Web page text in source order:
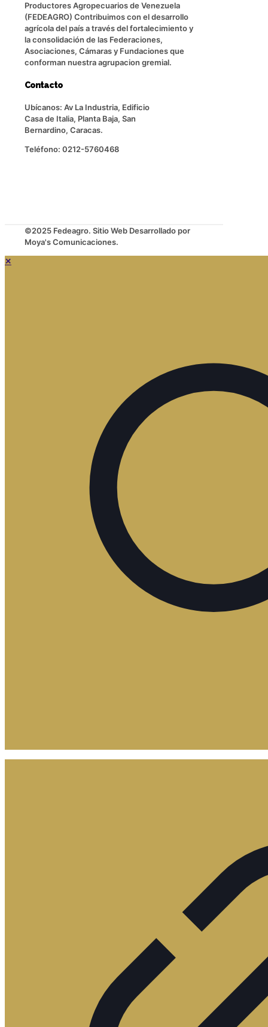
Productores Agropecuarios de Venezuela
(FEDEAGRO) Contribuimos con el desarrollo
agrícola del país a través del fortalecimiento y
la consolidación de las Federaciones,
Asociaciones, Cámaras y Fundaciones que
conforman nuestra agrupacion gremial.
Contacto
Ubícanos: Av La Industria, Edificio
Casa de Italia, Planta Baja, San
Bernardino, Caracas.
Teléfono: 0212-5760468
©2025 Fedeagro. Sitio Web Desarrollado por
Moya's Comunicaciones.
✕